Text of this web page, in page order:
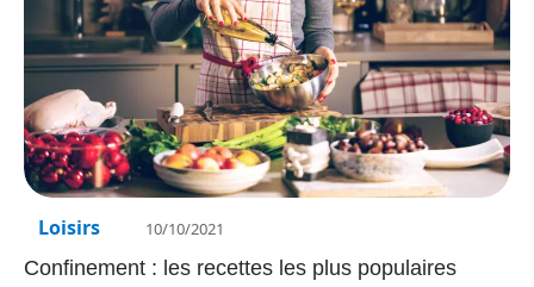
Loisirs 10/10/2021
Confinement : les recettes les plus populaires